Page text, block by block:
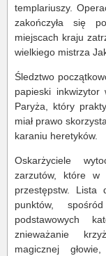
templariuszy.
zakończyła się
miejscach kraju
wielkiego mistrza
Śledztwo
papieski
Paryża, który
miał prawo
karaniu heretyków.
Oskarżyciele
zarzutów, które w
przestępstw. Lista
punktów,
podstawowych
znieważanie
magicznej